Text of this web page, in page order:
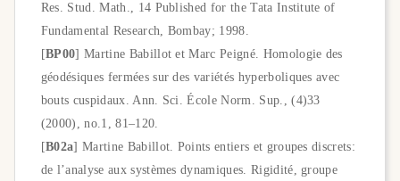
Res. Stud. Math., 14 Published for the Tata Institute of
Fundamental Research, Bombay; 1998.
[BP00] Martine Babillot et Marc Peigné. Homologie des
géodésiques fermées sur des variétés hyperboliques avec
bouts cuspidaux. Ann. Sci. École Norm. Sup., (4)33
(2000), no.1, 81–120.
[B02a] Martine Babillot. Points entiers et groupes discrets:
de l’analyse aux systèmes dynamiques. Rigidité, groupe